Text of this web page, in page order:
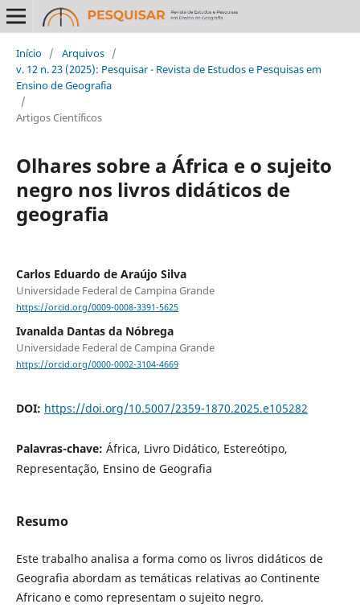
Início / Arquivos /
v. 12 n. 23 (2025): Pesquisar - Revista de Estudos e Pesquisas em
Ensino de Geografia
/
Artigos Científicos
Olhares sobre a África e o sujeito
negro nos livros didáticos de
geografia
Carlos Eduardo de Araújo Silva
Universidade Federal de Campina Grande
https://orcid.org/0009-0008-3391-5625
Ivanalda Dantas da Nóbrega
Universidade Federal de Campina Grande
https://orcid.org/0000-0002-3104-4669
DOI: https://doi.org/10.5007/2359-1870.2025.e105282
Palavras-chave: África, Livro Didático, Estereótipo,
Representação, Ensino de Geografia
Resumo
Este trabalho analisa a forma como os livros didáticos de
Geografia abordam as temáticas relativas ao Continente
Africano e como representam o sujeito negro.